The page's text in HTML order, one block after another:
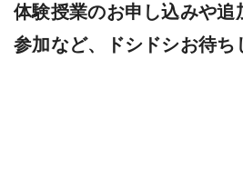
体験授業のお申し込みや追
参加など、ドシドシお待ち